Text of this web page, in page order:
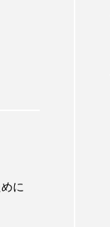
に